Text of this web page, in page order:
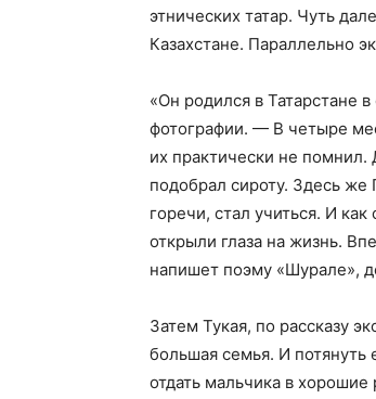
этнических татар. Чуть
Казахстане. Параллельно
«Он родился в Татарстане
фотографии. — В четыре
их практически не помнил.
подобрал сироту. Здесь же
горечи, стал учиться. И
открыли глаза на жизнь.
напишет поэму «Шурале»,
Затем Тукая, по рассказу
большая семья. И
отдать мальчика в хорошие